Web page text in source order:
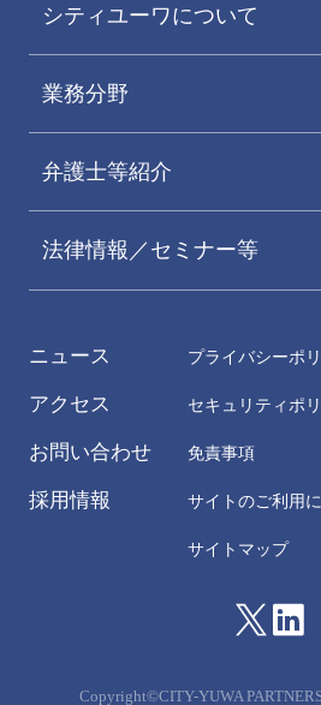
シティユーワについて
業務分野
弁護士等紹介
法律情報／セミナー等
ニュース
アクセス
お問い合わせ
採用情報
プライバシーポ
セキュリティポ
免責事項
サイトのご利用
サイトマップ
Copyright©CITY-YUWA